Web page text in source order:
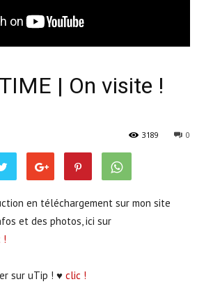
| On visite !
0
3189
en téléchargement sur mon site
et des photos, ici sur
!
sur uTip ! ♥ clic !